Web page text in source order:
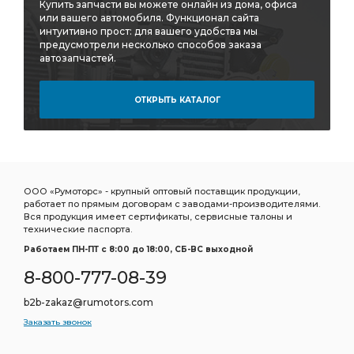
ВЫСОКОГО ДАВЛЕНИЯ
Трубка тормозная
КОРОБКА С ТОРМОЗОМ В СБОРЕ
ТОПЛИВНЫЙ ПУСКОВОГО КОРОБКИ АЗ УРАЛ
РАЗДАТОЧНОЙ КОРОБКИ
МЕХАНИЗМ РУЛЕВОГО УПРАВЛЕНИЯ
МЕХАНИЗМ РУЛЕВОГО ПЕРЕДНЕЙ РЕССОРЫ
БАКА АЗ УРАЛ
ЩИТОК ПРИБОРОВ
Купить запчасти вы можете онлайн из дома, офиса
или вашего автомобиля. Функционал сайта
интуитивно прост: для вашего удобства мы
предусмотрели несколько способов заказа
автозапчастей.
ОТКРЫТЬ КАТАЛОГ
ООО «Румоторс» - крупный оптовый поставщик продукции,
работает по прямым договорам с заводами-производителями.
Вся продукция имеет сертификаты, сервисные талоны и
технические паспорта.
Работаем ПН-ПТ c 8:00 до 18:00, СБ-ВС выходной
8-800-777-08-39
b2b-zakaz@rumotors.com
Заказать звонок